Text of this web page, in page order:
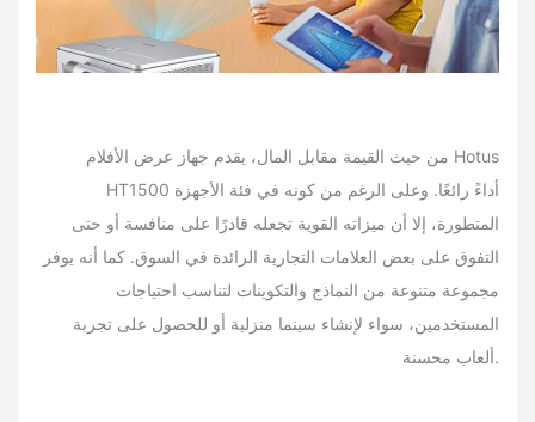
من حيث القيمة مقابل المال، يقدم جهاز عرض الأفلام Hotus
HT1500 أداءً رائعًا. وعلى الرغم من كونه في فئة الأجهزة
المتطورة، إلا أن ميزاته القوية تجعله قادرًا على منافسة أو حتى
التفوق على بعض العلامات التجارية الرائدة في السوق. كما أنه يوفر
مجموعة متنوعة من النماذج والتكوينات لتناسب احتياجات
المستخدمين، سواء لإنشاء سينما منزلية أو للحصول على تجربة
ألعاب محسنة.